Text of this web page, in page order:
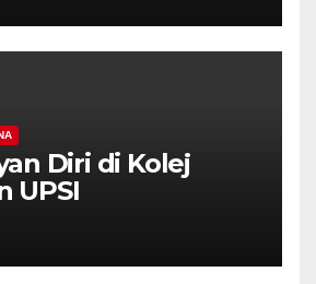
Diri di Kolej
UPSI